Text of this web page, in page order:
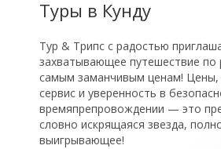
Туры в Кунду
Тур & Трипс с радостью
захватывающее путешествие по
самым заманчивым ценам! Цены,
сервис и уверенность в
времяпрепровождении — это
словно искрящаяся звезда,
выигрывающее!